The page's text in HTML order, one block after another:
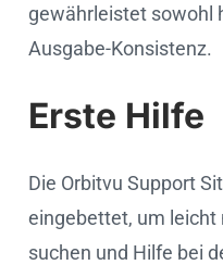
gewährleistet sowohl
Ausgabe-Konsistenz.
Erste Hilfe
Die Orbitvu Support
eingebettet, um leicht
suchen und Hilfe bei